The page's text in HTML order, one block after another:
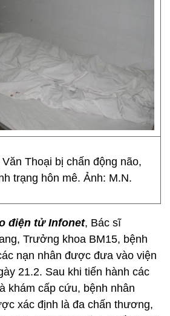
Thoại bị chấn động não,
trạng hôn mê. Ảnh: M.N.
điện tử Infonet, Bác sĩ
Trưởng khoa BM15, bệnh
nạn nhân được đưa vào viện
21.2. Sau khi tiến hành các
khám cấp cứu, bệnh nhân
xác định là đa chấn thương,